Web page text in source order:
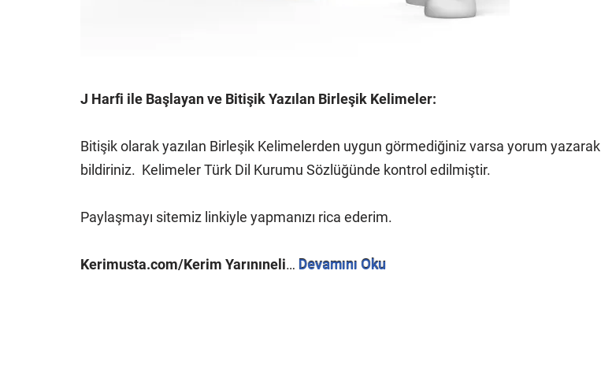
J Harfi ile Başlayan ve Bitişik Yazılan Birleşik Kelimeler:
Bitişik olarak yazılan Birleşik Kelimelerden uygun görmediğiniz varsa yorum yazarak
bildiriniz. Kelimeler Türk Dil Kurumu Sözlüğünde kontrol edilmiştir.
Paylaşmayı sitemiz linkiyle yapmanızı rica ederim.
Kerimusta.com/Kerim Yarınıneli… Devamını Oku